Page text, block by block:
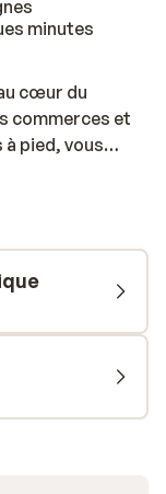
minutes
cœur du
commerces et
pied, vous
entre deux
est le
trouvent les